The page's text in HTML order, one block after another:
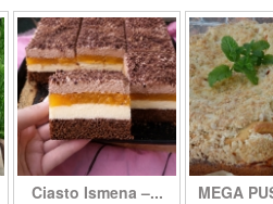
Ciasto Ismena –... MEGA